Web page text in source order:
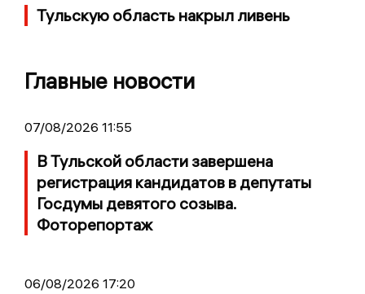
Тульскую область накрыл ливень
Главные новости
07/08/2026 11:55
В Тульской области завершена
регистрация кандидатов в депутаты
Госдумы девятого созыва.
Фоторепортаж
06/08/2026 17:20